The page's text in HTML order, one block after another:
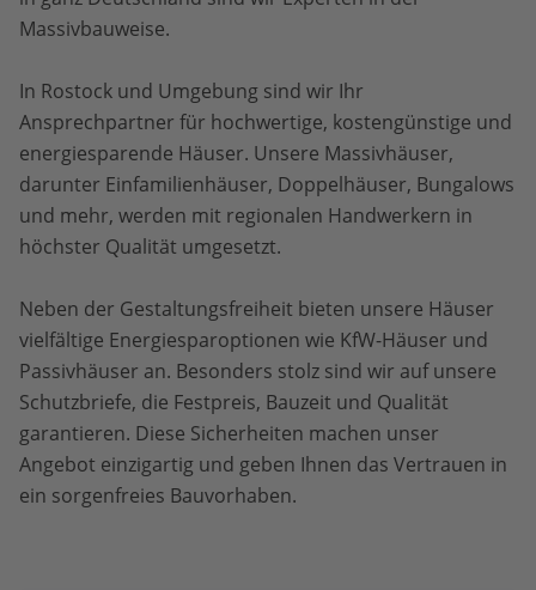
Massivbauweise.
In Rostock und Umgebung sind wir Ihr
Ansprechpartner für hochwertige, kostengünstige und
energiesparende Häuser. Unsere Massivhäuser,
darunter Einfamilienhäuser, Doppelhäuser, Bungalows
und mehr, werden mit regionalen Handwerkern in
höchster Qualität umgesetzt.
Neben der Gestaltungsfreiheit bieten unsere Häuser
vielfältige Energiesparoptionen wie KfW-Häuser und
Passivhäuser an. Besonders stolz sind wir auf unsere
Schutzbriefe, die Festpreis, Bauzeit und Qualität
garantieren. Diese Sicherheiten machen unser
Angebot einzigartig und geben Ihnen das Vertrauen in
ein sorgenfreies Bauvorhaben.